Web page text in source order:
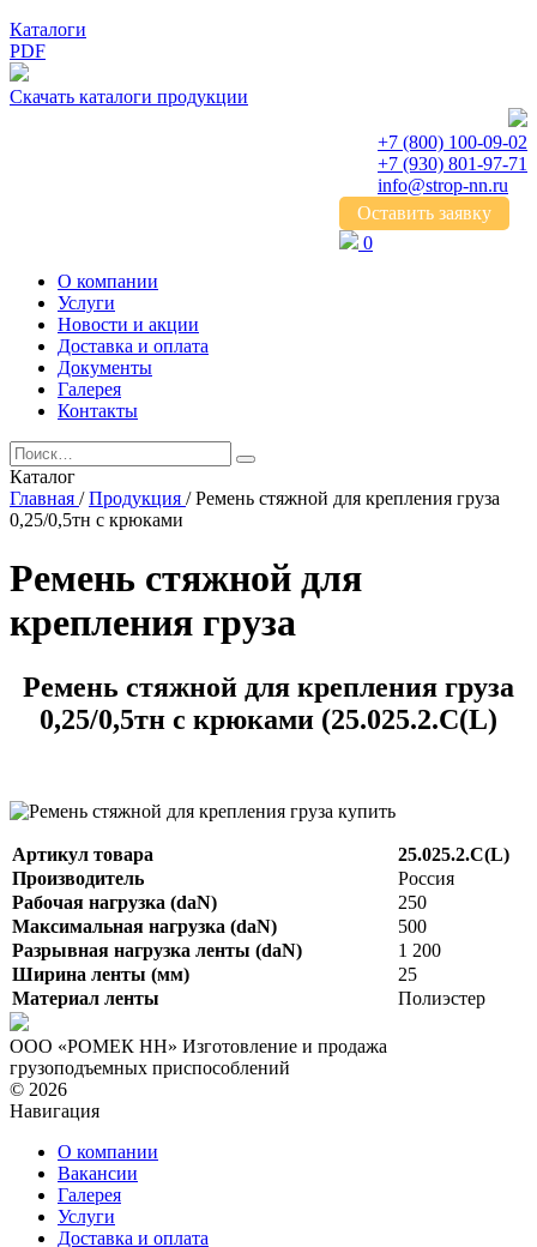
Каталоги
PDF
Скачать каталоги продукции
+7 (800) 100-09-02
+7 (930) 801-97-71
info@strop-nn.ru
Оставить заявку
0
О компании
Услуги
Новости и акции
Доставка и оплата
Документы
Галерея
Контакты
Каталог
Главная / Продукция / Ремень стяжной для крепления груза
0,25/0,5тн с крюками
Ремень стяжной для
крепления груза
Ремень стяжной для крепления груза
0,25/0,5тн с крюками (25.025.2.С(L)
Артикул товара
25.025.2.С(L)
Производитель
Россия
Рабочая нагрузка (daN)
250
Максимальная нагрузка (daN)
500
Разрывная нагрузка ленты (daN)
1 200
Ширина ленты (мм)
25
Материал ленты
Полиэстер
ООО «РОМЕК НН» Изготовление и продажа
грузоподъемных приспособлений
© 2026
Навигация
О компании
Вакансии
Галерея
Услуги
Доставка и оплата